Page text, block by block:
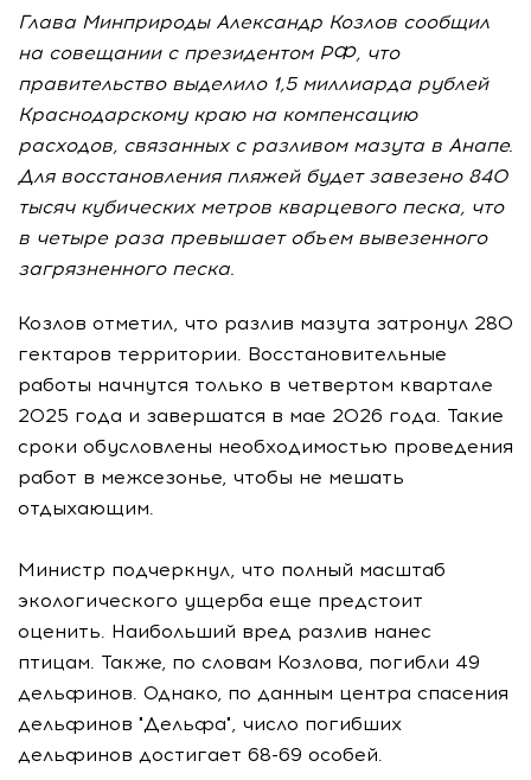
Глава Минприроды Александр Козлов сообщил
на совещании с президентом РФ, что
правительство выделило 1,5 миллиарда рублей
Краснодарскому краю на компенсацию
расходов, связанных с разливом мазута в Анапе.
Для восстановления пляжей будет завезено 840
тысяч кубических метров кварцевого песка, что
в четыре раза превышает объем вывезенного
загрязненного песка.
Козлов отметил, что разлив мазута затронул 280
гектаров территории. Восстановительные
работы начнутся только в четвертом квартале
2025 года и завершатся в мае 2026 года. Такие
сроки обусловлены необходимостью проведения
работ в межсезонье, чтобы не мешать
отдыхающим.
Министр подчеркнул, что полный масштаб
экологического ущерба еще предстоит
оценить. Наибольший вред разлив нанес
птицам. Также, по словам Козлова, погибли 49
дельфинов. Однако, по данным центра спасения
дельфинов "Дельфа", число погибших
дельфинов достигает 68-69 особей.